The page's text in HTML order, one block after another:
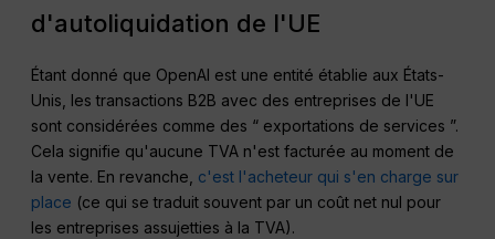
d'autoliquidation de l'UE
Étant donné que OpenAI est une entité établie aux États-
Unis, les transactions B2B avec des entreprises de l'UE
sont considérées comme des “ exportations de services ”.
Cela signifie qu'aucune TVA n'est facturée au moment de
la vente. En revanche, c'est l'acheteur qui s'en charge sur
place (ce qui se traduit souvent par un coût net nul pour
les entreprises assujetties à la TVA).